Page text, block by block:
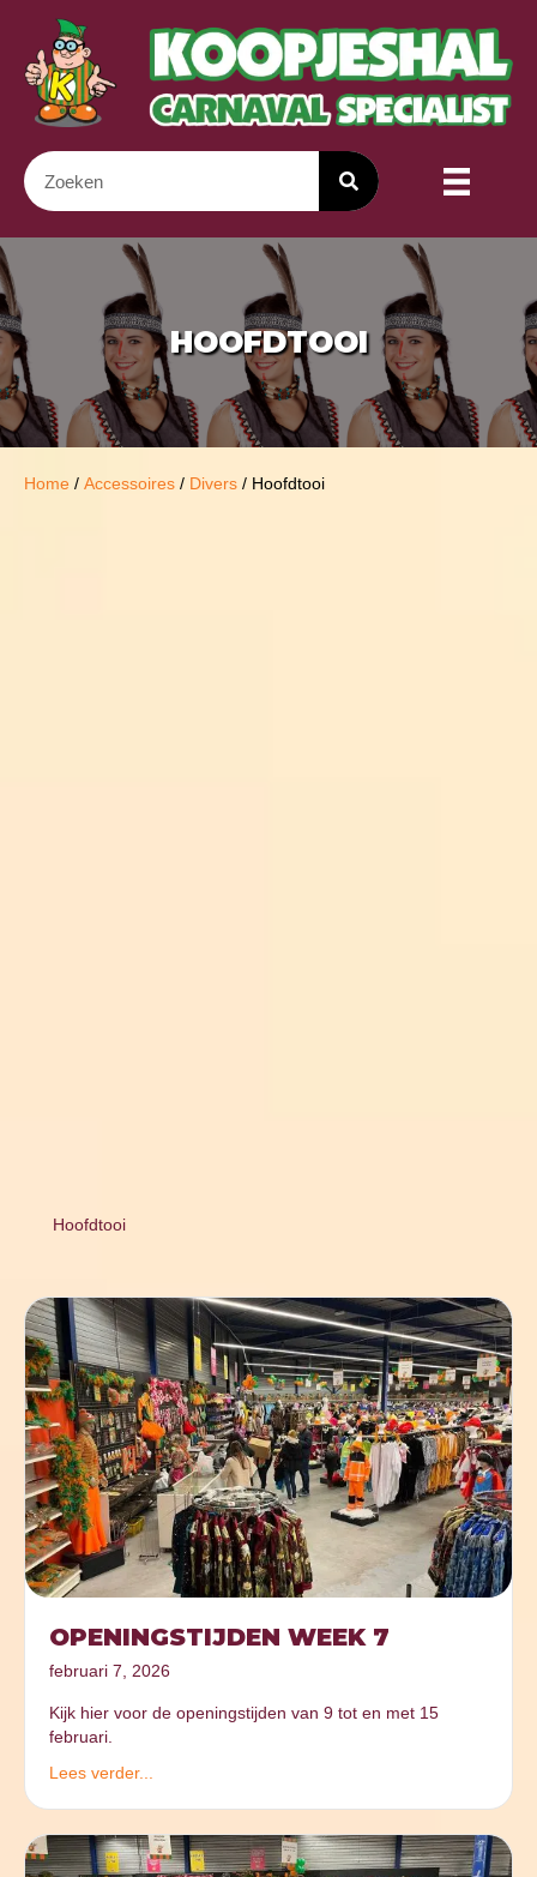
HOOFDTOOI
Home / Accessoires / Divers / Hoofdtooi
Hoofdtooi
OPENINGSTIJDEN WEEK 7
februari 7, 2026
Kijk hier voor de openingstijden van 9 tot en met 15
februari.
Lees verder...